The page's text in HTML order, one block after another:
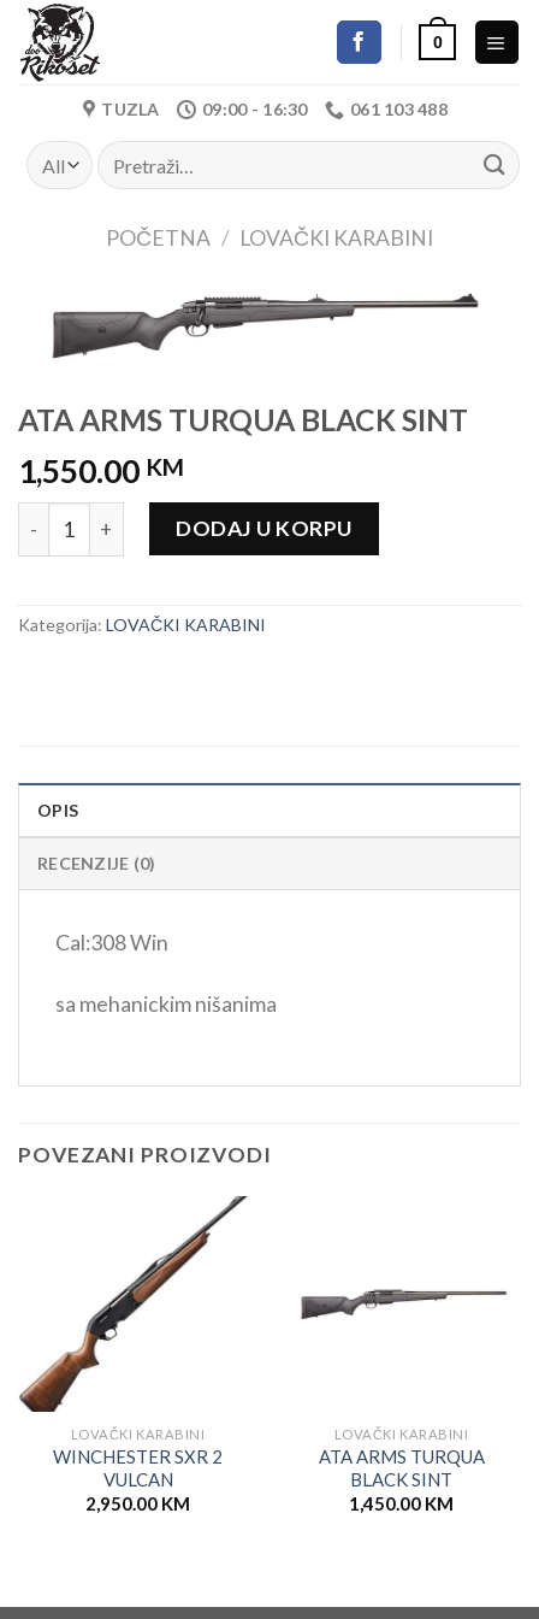
Skip
content
0
TUZLA 09:00 - 16:30 061 103 488
Pretraži:
POČETNA / LOVAČKI KARABINI
ATA ARMS TURQUA BLACK SINT
1,550.00 KM
ATA ARMS TURQUA BLACK SINT količina
DODAJ U KORPU
Kategorija: LOVAČKI KARABINI
OPIS
RECENZIJE (0)
Cal:308 Win
sa mehanickim nišanima
POVEZANI PROIZVODI
LOVAČKI KARABINI
WINCHESTER SXR 2
VULCAN
2,950.00 KM
LOVAČKI KARABINI
ATA ARMS TURQUA
BLACK SINT
1,450.00 KM